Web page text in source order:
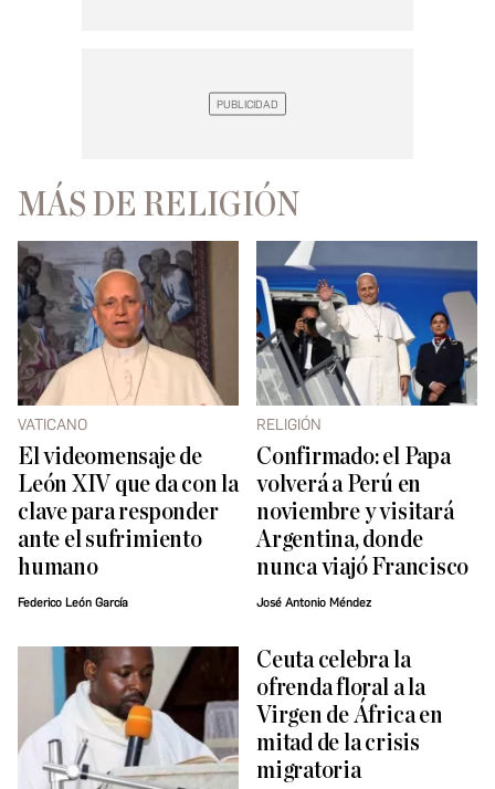
MÁS DE RELIGIÓN
VATICANO
El videomensaje de
León XIV que da con la
clave para responder
ante el sufrimiento
humano
Federico León García
RELIGIÓN
Confirmado: el Papa
volverá a Perú en
noviembre y visitará
Argentina, donde
nunca viajó Francisco
José Antonio Méndez
Ceuta celebra la
ofrenda floral a la
Virgen de África en
mitad de la crisis
migratoria